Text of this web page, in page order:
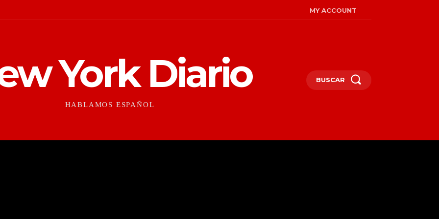
MY ACCOUNT
York Diario
HABLAMOS ESPAÑOL
BUSCAR